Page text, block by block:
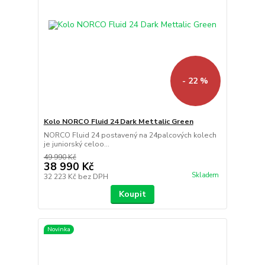
- 22 %
Kolo NORCO Fluid 24 Dark Mettalic Green
NORCO Fluid 24 postavený na 24palcových kolech
je juniorský celoo...
49 990 Kč
38 990 Kč
32 223 Kč bez DPH Skladem
Koupit
Novinka